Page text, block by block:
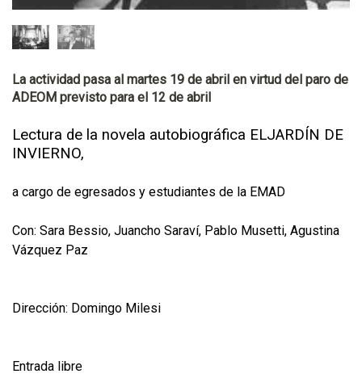
La actividad pasa al martes 19 de abril en virtud del paro de
ADEOM previsto para el 12 de abril
Lectura de la novela autobiográfica ELJARDÍN DE
INVIERNO,
a cargo de egresados y estudiantes de la EMAD
Con: Sara Bessio, Juancho Saraví, Pablo Musetti, Agustina
Vázquez Paz
Dirección: Domingo Milesi
Entrada libre